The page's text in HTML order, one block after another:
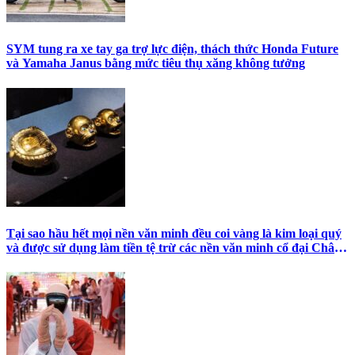
SYM tung ra xe tay ga trợ lực điện, thách thức Honda Future
và Yamaha Janus bằng mức tiêu thụ xăng không tưởng
Tại sao hầu hết mọi nền văn minh đều coi vàng là kim loại quý
và được sử dụng làm tiền tệ trừ các nền văn minh cổ đại Châu